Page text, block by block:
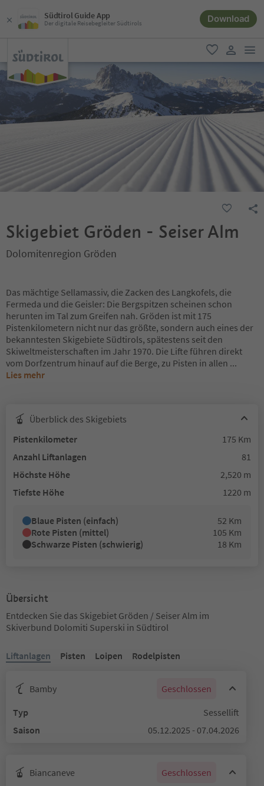
Südtirol Guide App
Der digitale Reisebegleiter Südtirols Download
favorit
user link
Skigebiet Gröden - Seiser Alm
Dolomitenregion Gröden
Das mächtige Sellamassiv, die Zacken des Langkofels, die
Fermeda und die Geisler: Die Bergspitzen scheinen schon
herunten im Tal zum Greifen nah. Gröden ist mit 175
Pistenkilometern nicht nur das größte, sondern auch eines der
bekanntesten Skigebiete Südtirols, spätestens seit den
Skiweltmeisterschaften im Jahr 1970. Die Lifte führen direkt
vom Dorfzentrum hinauf auf die Berge, zu Pisten in allen ...
Lies mehr
Überblick des Skigebiets
Pistenkilometer
175 Km
Anzahl Liftanlagen
81
Höchste Höhe
2,520 m
Tiefste Höhe
1220 m
Blaue Pisten (einfach)
52 Km
Rote Pisten (mittel)
105 Km
Schwarze Pisten (schwierig)
18 Km
Übersicht
Entdecken Sie das Skigebiet Gröden / Seiser Alm im
Skiverbund Dolomiti Superski in Südtirol
Liftanlagen Pisten Loipen Rodelpisten
Bamby
Geschlossen
Typ
Sessellift
Saison
05.12.2025 - 07.04.2026
Biancaneve
Geschlossen